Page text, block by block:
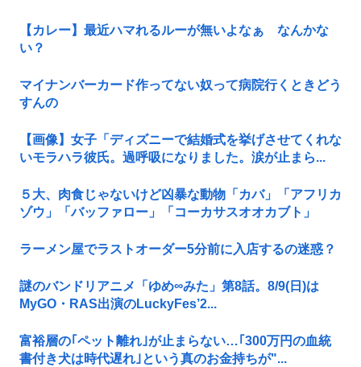
【カレー】最近ハマれるルーが無いよなぁ なんかな
い？
マイナンバーカード作ってない奴って病院行くときどう
すんの
【画像】女子「ディズニーで結婚式を挙げさせてくれな
いモラハラ彼氏。過呼吸になりました。涙が止まら...
５大、肉食じゃないけど凶暴な動物「カバ」「アフリカ
ゾウ」「バッファロー」「コーカサスオオカブト」
ラーメン屋でラストオーダー5分前に入店するの迷惑？
謎のバンドリアニメ「ゆめ∞みた」第8話。8/9(日)は
MyGO・RAS出演のLuckyFes’2...
富裕層の｢ペット離れ｣が止まらない…｢300万円の血統
書付き犬は時代遅れ｣という真のお金持ちが"...